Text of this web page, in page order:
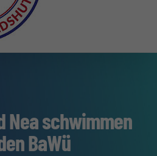
Nea schwimmen
BaWü